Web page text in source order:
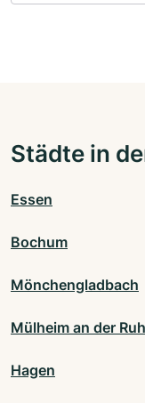
Städte in
Essen
Bochum
Mönchengladbach
Mülheim an der
Hagen